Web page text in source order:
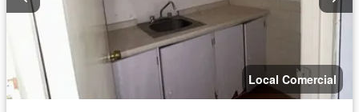
Local Comercial